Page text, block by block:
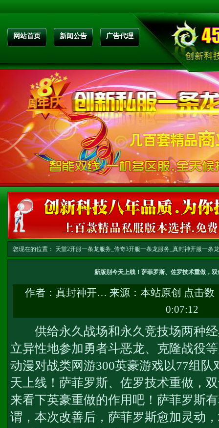
网站首页 新闻公告 广告代理
您现在的位置： 天堂2开服一条龙服务_传奇3开服一条龙服务_真封神开服一条
新版别今天上线！萨菲罗斯、佐罗技术重做，
作者： 真封神开… 来源：本站原创 点击数
0:07:12
供给永久战场和永久竞技场两种经
立异性地参加勇者斗恶龙、克隆战役
动漫对战类网游300英豪游戏以77组
天上线！萨菲罗斯、佐罗技术重做，
来看下英豪重做的作用吧！萨菲罗斯
谓，本次改善后，萨菲罗斯愈加灵动